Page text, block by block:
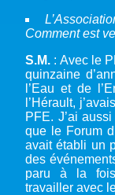
Comment est
S.M. : Avec le
quinzaine
l’Eau et de
l’Hérault,
PFE. J’ai
que le Forum
avait établi un
des
paru à la
travailler avec